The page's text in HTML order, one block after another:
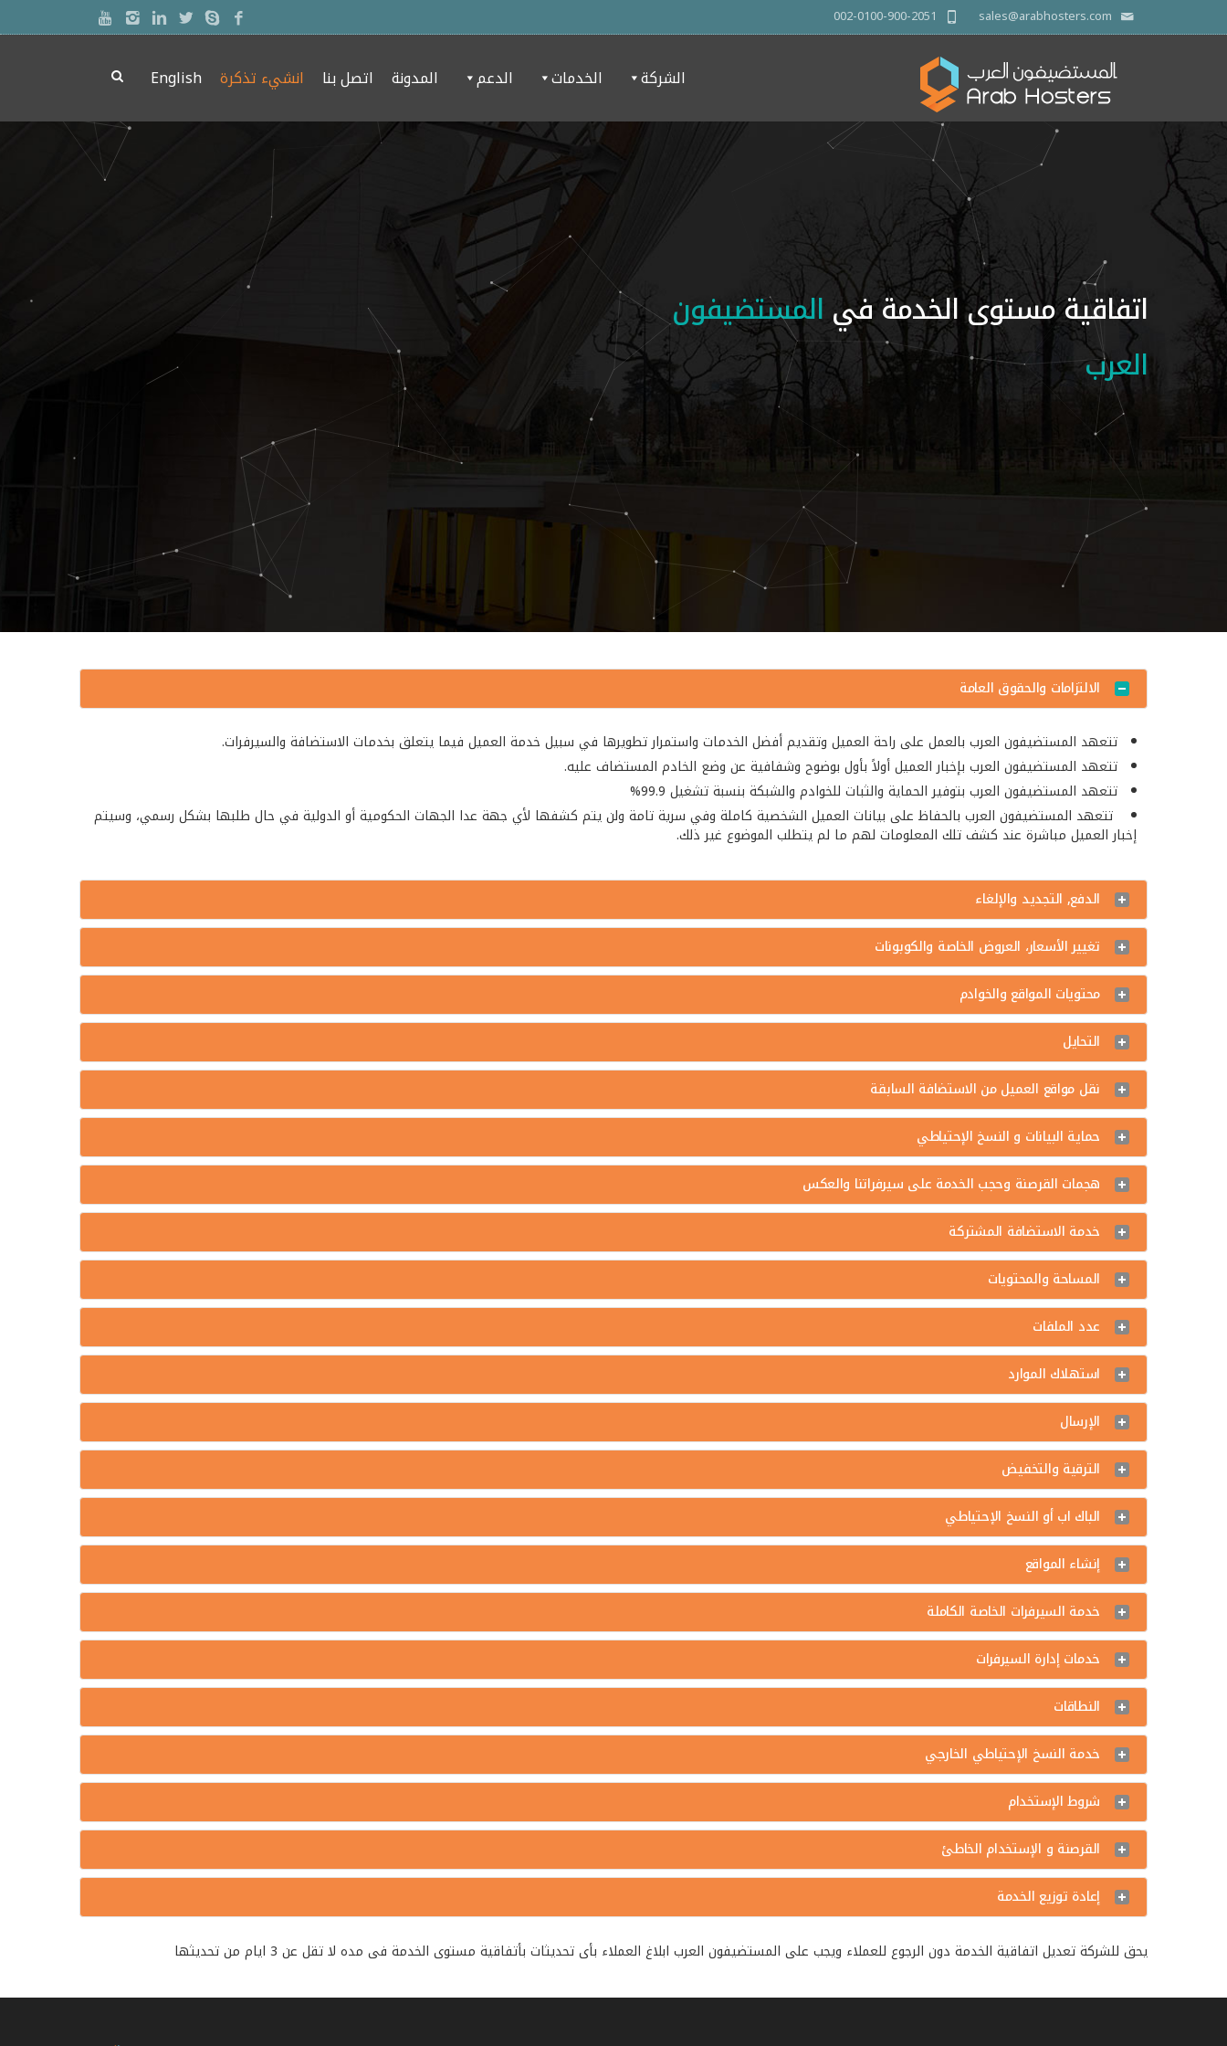
sales@arabhosters.com
002-0100-900-2051
الشركة الخدمات الدعم المدونة اتصل بنا انشيء تذكرة English
اتفاقية مستوى الخدمة في المستضيفون
العرب
الالتزامات والحقوق العامة
تتعهد المستضيفون العرب بالعمل على راحة العميل وتقديم أفضل الخدمات واستمرار تطويرها في سبيل خدمة العميل فيما يتعلق بخدمات الاستضافة والسيرفرات.
تتعهد المستضيفون العرب بإخبار العميل أولاً بأول بوضوح وشفافية عن وضع الخادم المستضاف عليه.
تتعهد المستضيفون العرب بتوفير الحماية والثبات للخوادم والشبكة بنسبة تشغيل 99.9%
تتعهد المستضيفون العرب بالحفاظ على بيانات العميل الشخصية كاملة وفي سرية تامة ولن يتم كشفها لأي جهة عدا الجهات الحكومية أو الدولية في حال طلبها بشكل رسمي، وسيتم
إخبار العميل مباشرة عند كشف تلك المعلومات لهم ما لم يتطلب الموضوع غير ذلك.
الدفع, التجديد والإلغاء
تغيير الأسعار، العروض الخاصة والكوبونات
محتويات المواقع والخوادم
التحايل
نقل مواقع العميل من الاستضافة السابقة
حماية البيانات و النسخ الإحتياطي
هجمات القرصنة وحجب الخدمة على سيرفراتنا والعكس
خدمة الاستضافة المشتركة
المساحة والمحتويات
عدد الملفات
استهلاك الموارد
الإرسال
الترقية والتخفيض
الباك اب أو النسخ اﻹحتياطي
إنشاء المواقع
خدمة السيرفرات الخاصة الكاملة
خدمات إدارة السيرفرات
النطاقات
خدمة النسخ الإحتياطي الخارجي
شروط الإستخدام
القرصنة و الإستخدام الخاطئ
إعادة توزيع الخدمة
يحق للشركة تعديل اتفاقية الخدمة دون الرجوع للعملاء ويجب على المستضيفون العرب ابلاغ العملاء بأى تحديثات بأتفاقية مستوى الخدمة فى مده لا تقل عن 3 ايام من تحديثها